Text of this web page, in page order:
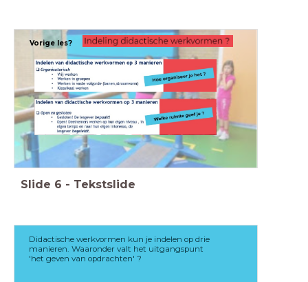
Vorige les?
Slide 6 - Tekstslide
Didactische werkvormen kun je indelen op drie
manieren. Waaronder valt het uitgangspunt
'het geven van opdrachten' ?